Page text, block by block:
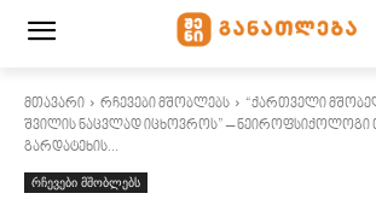
მთავარი რჩევები მშობლებს
“ქართველი
შვილის ნაცვლად იცხოვროს” – ნეიროფსიქოლოგი
გარდატეხის...
რჩევები მშობლებს